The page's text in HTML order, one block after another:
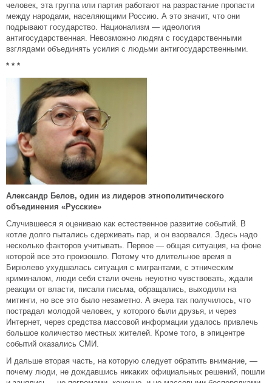
человек, эта группа или партия работают на разрастание пропасти
между народами, населяющими Россию. А это значит, что они
подрывают государство. Национализм — идеология
антигосударственная. Невозможно людям с государственными
взглядами объединять усилия с людьми антигосударственными.
* * *
Александр Белов, один из лидеров этнополитического
объединения «Русские»
Случившееся я оцениваю как естественное развитие событий. В
котле долго пытались сдерживать пар, и он взорвался. Здесь надо
несколько факторов учитывать. Первое — общая ситуация, на фоне
которой все это произошло. Потому что длительное время в
Бирюлево ухудшалась ситуация с мигрантами, с этническим
криминалом, люди себя стали очень неуютно чувствовать, ждали
реакции от власти, писали письма, обращались, выходили на
митинги, но все это было незаметно. А вчера так получилось, что
пострадал молодой человек, у которого были друзья, и через
Интернет, через средства массовой информации удалось привлечь
большое количество местных жителей. Кроме того, в эпицентре
событий оказались СМИ.
И дальше вторая часть, на которую следует обратить внимание, —
почему люди, не дождавшись никаких официальных решений, пошли